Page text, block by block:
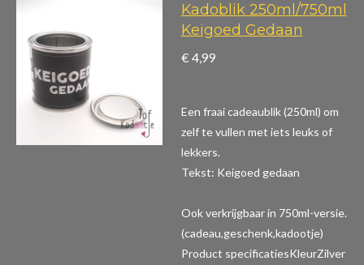
Kadoblik 250ml/750ml
Keigoed Gedaan
€ 4,99
Een fraai cadeaublik (250ml) om
zelf te vullen met iets leuks of
lekkers.
Tekst: Keigoed gedaan
Ook verkrijgbaar in 750ml-versie.
(cadeau,geschenk,kadootje)
Product specificatiesKleurZilver